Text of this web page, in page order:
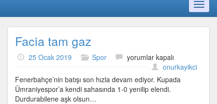
Facia tam gaz
25 Ocak 2019 Spor
Facia
gaz
için
yorumlar kapalı
onurkayikci
Fenerbahçe’nin batışı son hızla devam ediyor. Kupada
Ümraniyespor’a kendi sahasında 1-0 yenilip elendi.
Durdurabilene aşk olsun…